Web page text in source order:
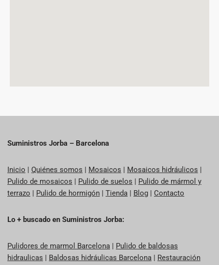
Suministros Jorba – Barcelona
Inicio | Quiénes somos | Mosaicos | Mosaicos hidráulicos |
Pulido de mosaicos | Pulido de suelos | Pulido de mármol y
terrazo | Pulido de hormigón | Tienda | Blog | Contacto
Lo + buscado en Suministros Jorba:
Pulidores de marmol Barcelona | Pulido de baldosas
hidraulicas | Baldosas hidráulicas Barcelona | Restauración